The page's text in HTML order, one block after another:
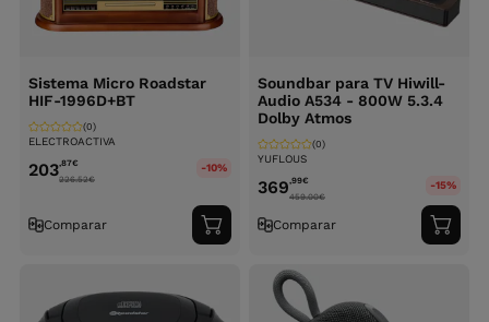
Sistema Micro Roadstar
HIF-1996D+BT
ELECTROACTIVA
(0)
203,87€
226.52€
-10%
Comparar
Adicionar
ao
carrinho
Soundbar para TV Hiwill-
Audio A534 - 800W 5.3.4
Dolby Atmos
YUFLOUS
(0)
369,99€
459.00€
-15%
Comparar
ao